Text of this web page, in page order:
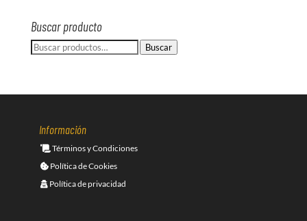
Buscar producto
Buscar
Buscar
Información
Términos y Condiciones
Política de Cookies
Política de privacidad